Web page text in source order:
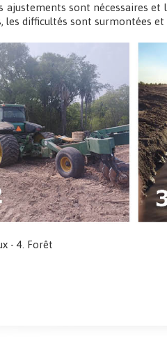
ajustements sont nécessaires
les difficultés sont surmontées
- 4. Forêt